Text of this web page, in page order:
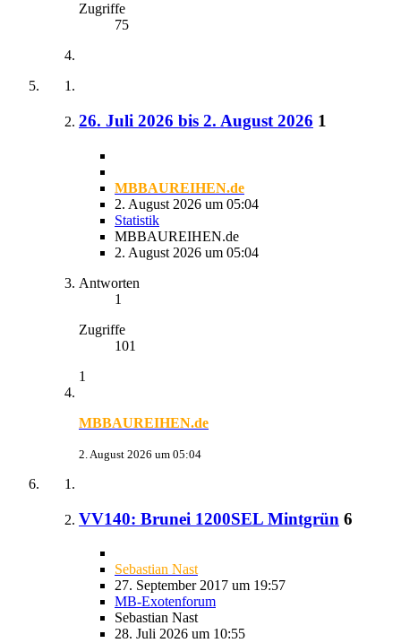
Zugriffe
75
26. Juli 2026 bis 2. August 2026 1
MBBAUREIHEN.de
2. August 2026 um 05:04
Statistik
MBBAUREIHEN.de
2. August 2026 um 05:04
Antworten
1
Zugriffe
101
1
MBBAUREIHEN.de
2. August 2026 um 05:04
VV140: Brunei 1200SEL Mintgrün 6
Sebastian Nast
27. September 2017 um 19:57
MB-Exotenforum
Sebastian Nast
28. Juli 2026 um 10:55